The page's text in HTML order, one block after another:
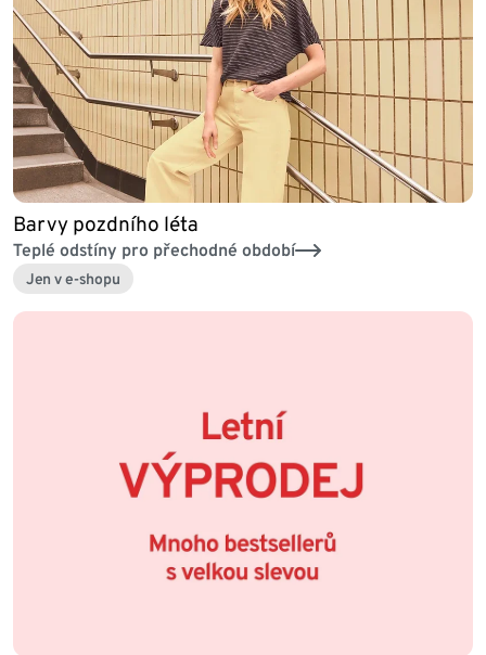
Barvy pozdního léta
Teplé odstíny pro přechodné období
Jen v e-shopu